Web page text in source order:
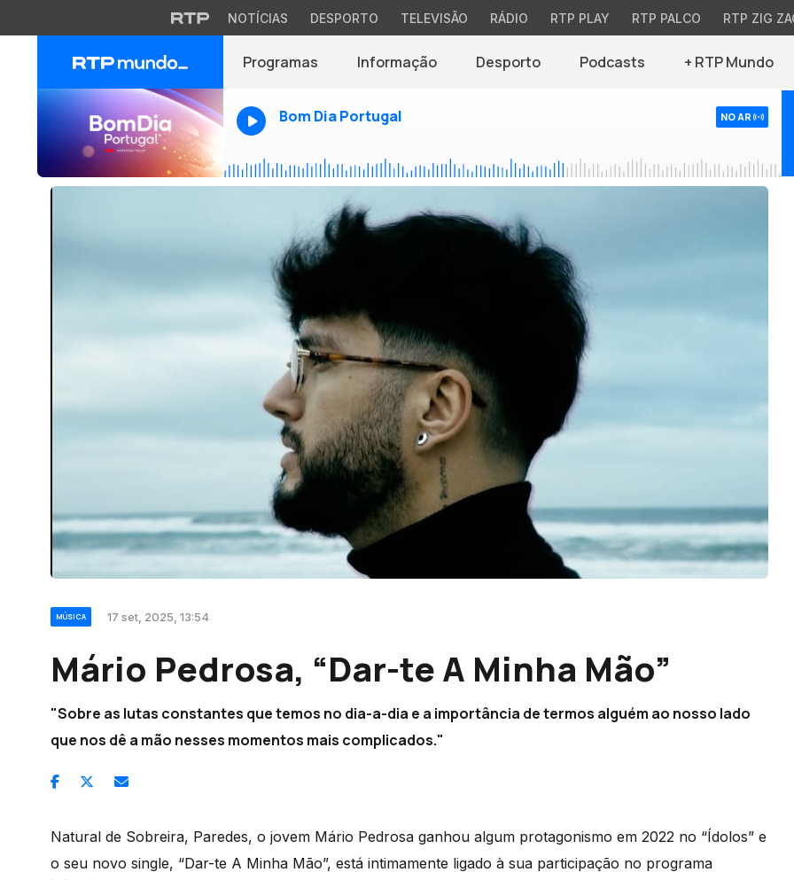
NOTÍCIAS DESPORTO TELEVISÃO RÁDIO RTP PLAY RTP PALCO RTP ZIG
Programas Informação Desporto Podcasts + RTP Mundo
Bom Dia Portugal NO AR
MÚSICA 17 set, 2025, 13:54
Mário Pedrosa, “Dar-te A Minha Mão”
"Sobre as lutas constantes que temos no dia-a-dia e a importância de termos alguém ao nosso lado
que nos dê a mão nesses momentos mais complicados."
Natural de Sobreira, Paredes, o jovem Mário Pedrosa ganhou algum protagonismo em 2022 no “Ídolos” e
o seu novo single, “Dar-te A Minha Mão”, está intimamente ligado à sua participação no programa